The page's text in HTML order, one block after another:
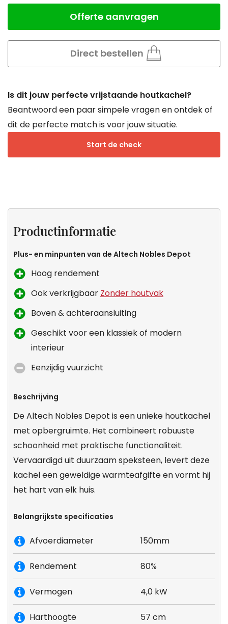
Direct bestellen
Offerte aanvragen
Is dit jouw perfecte vrijstaande houtkachel?
Beantwoord een paar simpele vragen en ontdek of
dit de perfecte match is voor jouw situatie.
Start de check
Productinformatie
Plus- en minpunten van de Altech Nobles Depot
Hoog rendement
Ook verkrijgbaar Zonder houtvak
Boven & achteraansluiting
Geschikt voor een klassiek of modern
interieur
Eenzijdig vuurzicht
Beschrijving
De Altech Nobles Depot is een unieke houtkachel
met opbergruimte. Het combineert robuuste
schoonheid met praktische functionaliteit.
Vervaardigd uit duurzaam speksteen, levert deze
kachel een geweldige warmteafgifte en vormt hij
het hart van elk huis.
Belangrijkste specificaties
Afvoerdiameter 150mm
Rendement 80%
Vermogen 4,0 kW
Harthoogte
57 cm